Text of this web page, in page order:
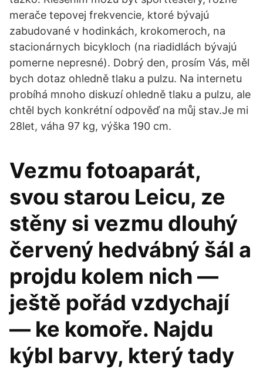
merače tepovej frekvencie, ktoré bývajú
zabudované v hodinkách, krokomeroch, na
stacionárnych bicykloch (na riadidlách bývajú
pomerne nepresné). Dobrý den, prosím Vás, měl
bych dotaz ohledně tlaku a pulzu. Na internetu
probíhá mnoho diskuzí ohledně tlaku a pulzu, ale
chtěl bych konkrétní odpověď na můj stav.Je mi
28let, váha 97 kg, výška 190 cm.
Vezmu fotoaparát,
svou starou Leicu, ze
stěny si vezmu dlouhý
červený hedvábný šál a
projdu kolem nich —
ještě pořád vzdychají
— ke komoře. Najdu
kýbl barvy, který tady